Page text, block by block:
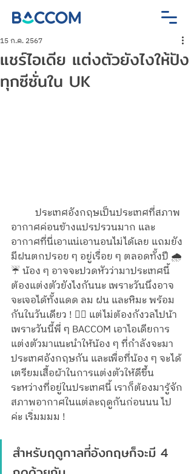
แชร์ไอเดีย แต่งตัวยังไงให้ปัง
ทุกซีซั่นใน UK
15 ก.ค. 2567
อากาศค่อนข้างแปรปรวนมาก และ
อากาศที่นี่เอาแน่เอานอนไม่ได้เลย แถมยัง
มีฝนตกปรอย ๆ อยู่เรื่อย ๆ ตลอดทั้งปี 🌧️
☔️ น้อง ๆ อาจจะปวดหัวว่ามาประเทศนี้
ต้องแต่งตัวยังไงกันนะ เพราะวันนึงอาจ
จะเจอได้ทั้งแดด ลม ฝน และหิมะ พร้อม
กันในวันเดียว ! 😵‍💫 แต่ไม่ต้องกังวลไปน้า
เพราะวันนี้พี่ ๆ BACCOM เอาไอเดียการ
แต่งตัวมาแนะนำให้น้อง ๆ ที่กำลังจะมา
ประเทศอังกฤษกัน และเพื่อที่น้อง ๆ จะได้
เตรียมเสื้อผ้าในการแต่งตัวให้ดีขึ้น
ระหว่างที่อยู่ในประเทศนี้ เราก็ต้องมารู้จัก
สภาพอากาศในแต่ละฤดูกันก่อนนน ไป
ค่ะ เริ่มมมม !
สำหรับฤดูกาลที่อังกฤษก็จะมี 4